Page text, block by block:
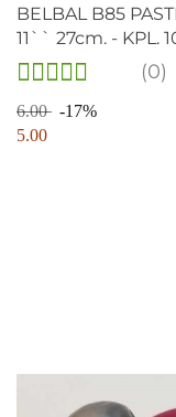
BELBAL B85
11`` 27cm. - KPL.
(0)
6.00
-17%
5.00